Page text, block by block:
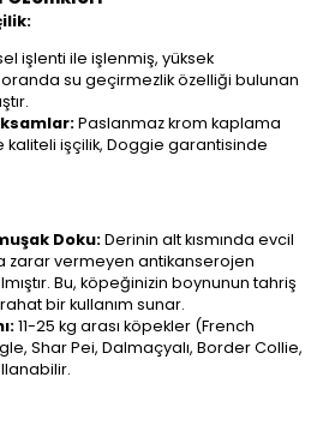
işlenti ile işlenmiş, yüksek
su geçirmezlik özelliği bulunan
Paslanmaz krom kaplama
kaliteli işçilik, Doggie garantisinde
Doku:Derinin alt kısmında evcil
zarar vermeyen antikanserojen
Bu, köpeğinizin boynunun tahriş
bir kullanım sunar.
11-25 kg arası köpekler (French
Shar Pei, Dalmaçyalı, Border Collie,